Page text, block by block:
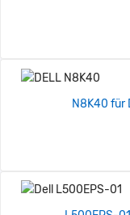
N8K40 für